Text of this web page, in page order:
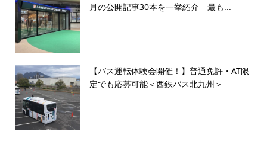
月の公開記事30本を一挙紹介 最も...
【バス運転体験会開催！】普通免許・AT限
定でも応募可能＜西鉄バス北九州＞